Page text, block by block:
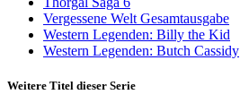
Vergessene Welt Gesamtausgabe
Western Legenden: Billy the Kid
Western Legenden: Butch Cassidy
Weitere Titel dieser Serie